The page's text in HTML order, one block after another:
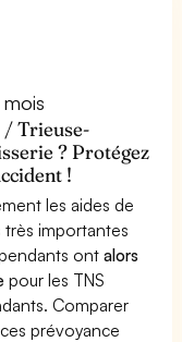
/ Trieuse-
? Protégez
!
les aides de
très importantes
ontalors
pour les TNS
Comparer
prévoyance